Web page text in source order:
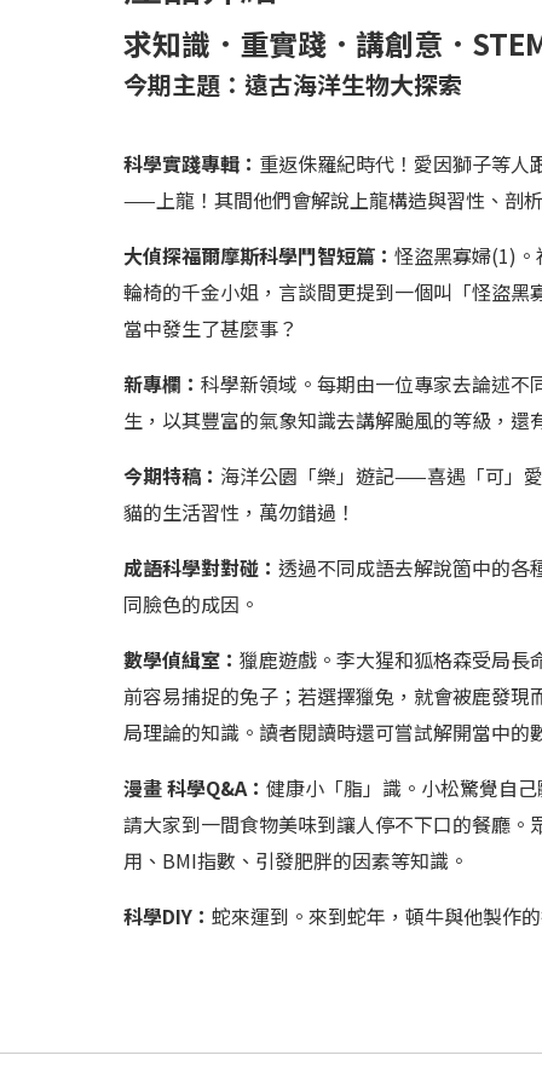
求知識．重實踐．講創意．
今期主題： 遠古海洋生物大探索
科學實踐專輯： 重返侏羅紀時代！愛因獅子等
——上龍！其間他們會解說上龍構造與習性、剖
大偵探福爾摩斯科學鬥智短篇： 怪盜黑寡婦(1)
輪椅的千金小姐，言談間更提到一個叫「怪盜
當中發生了甚麼事？
新專欄： 科學新領域。每期由一位專家去論述
生，以其豐富的氣象知識去講解颱風的等級，還
今期特稿： 海洋公園「樂」遊記——喜遇「可」
貓的生活習性，萬勿錯過！
成語科學對對碰： 透過不同成語去解說箇中的各
同臉色的成因。
數學偵緝室： 獵鹿遊戲。李大猩和狐格森受局長
前容易捕捉的兔子；若選擇獵兔，就會被鹿發
局理論的知識。讀者閱讀時還可嘗試解開當中的
漫畫 科學Q&A： 健康小「脂」識。小松驚覺自
請大家到一間食物美味到讓人停不下口的餐廳
用、BMI指數、引發肥胖的因素等知識。
科學DIY： 蛇來運到。來到蛇年，頓牛與他製作